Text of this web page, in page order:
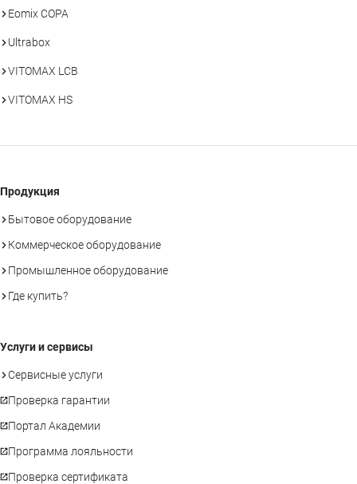
Eomix COPA
Ultrabox
VITOMAX LCB
VITOMAX HS
Продукция
Бытовое оборудование
Коммерческое оборудование
Промышленное оборудование
Где купить?
Услуги и сервисы
Сервисные услуги
Проверка гарантии
Портал Академии
Программа лояльности
Проверка сертификата